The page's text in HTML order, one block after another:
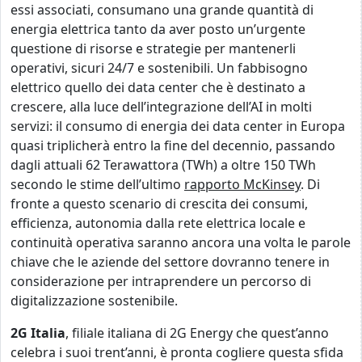
essi associati, consumano una grande quantità di
energia elettrica tanto da aver posto un’urgente
questione di risorse e strategie per mantenerli
operativi, sicuri 24/7 e sostenibili. Un fabbisogno
elettrico quello dei data center che è destinato a
crescere, alla luce dell’integrazione dell’AI in molti
servizi: il consumo di energia dei data center in Europa
quasi triplicherà entro la fine del decennio, passando
dagli attuali 62 Terawattora (TWh) a oltre 150 TWh
secondo le stime dell’ultimo rapporto McKinsey. Di
fronte a questo scenario di crescita dei consumi,
efficienza, autonomia dalla rete elettrica locale e
continuità operativa saranno ancora una volta le parole
chiave che le aziende del settore dovranno tenere in
considerazione per intraprendere un percorso di
digitalizzazione sostenibile.
2G Italia, filiale italiana di 2G Energy che quest’anno
celebra i suoi trent’anni, è pronta cogliere questa sfida